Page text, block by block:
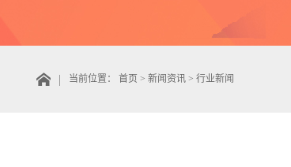
当前位置： 首页 > 新闻资讯 > 行业新闻